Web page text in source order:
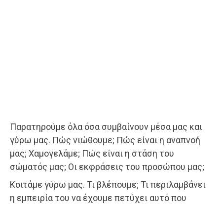
Παρατηρούμε όλα όσα συμβαίνουν μέσα μας και
γύρω μας. Πώς νιώθουμε; Πώς είναι η αναπνοή
μας; Χαμογελάμε; Πώς είναι η στάση του
σώματός μας; Οι εκφράσεις του προσώπου μας;
Κοιτάμε γύρω μας. Τι βλέπουμε; Τι περιλαμβάνει
η εμπειρία του να έχουμε πετύχει αυτό που